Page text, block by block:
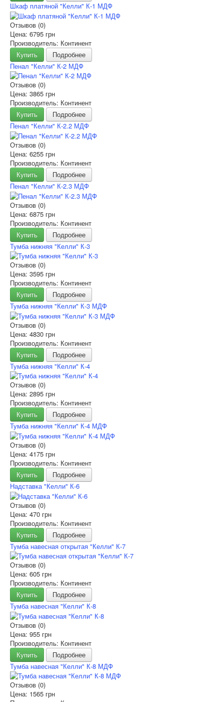
Шкаф платяной "Келли" К-1 МДФ
Отзывов (0)
Цена: 6795 грн
Производитель: Континент
Купить
Подробнее
Пенал "Келли" К-2 МДФ
Отзывов (0)
Цена: 3865 грн
Производитель: Континент
Купить
Подробнее
Пенал "Келли" К-2.2 МДФ
Отзывов (0)
Цена: 6255 грн
Производитель: Континент
Купить
Подробнее
Пенал "Келли" К-2.3 МДФ
Отзывов (0)
Цена: 6875 грн
Производитель: Континент
Купить
Подробнее
Тумба нижняя "Келли" К-3
Отзывов (0)
Цена: 3595 грн
Производитель: Континент
Купить
Подробнее
Тумба нижняя "Келли" К-3 МДФ
Отзывов (0)
Цена: 4830 грн
Производитель: Континент
Купить
Подробнее
Тумба нижняя "Келли" К-4
Отзывов (0)
Цена: 2895 грн
Производитель: Континент
Купить
Подробнее
Тумба нижняя "Келли" К-4 МДФ
Отзывов (0)
Цена: 4175 грн
Производитель: Континент
Купить
Подробнее
Надставка "Келли" К-6
Отзывов (0)
Цена: 470 грн
Производитель: Континент
Купить
Подробнее
Тумба навесная открытая "Келли" К-7
Отзывов (0)
Цена: 605 грн
Производитель: Континент
Купить
Подробнее
Тумба навесная "Келли" К-8
Отзывов (0)
Цена: 955 грн
Производитель: Континент
Купить
Подробнее
Тумба навесная "Келли" К-8 МДФ
Отзывов (0)
Цена: 1565 грн